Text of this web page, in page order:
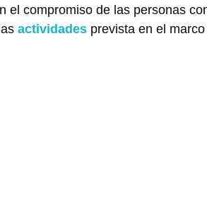
el compromiso de las personas
actividades prevista en el